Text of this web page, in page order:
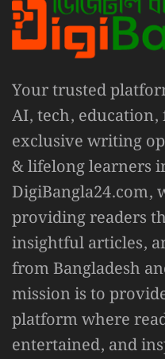
Your trusted
AI, tech,
exclusive writing
& lifelong learners
DigiBangla24.com,
providing readers
insightful articles,
from Bangladesh
mission is to
platform where
entertained, and